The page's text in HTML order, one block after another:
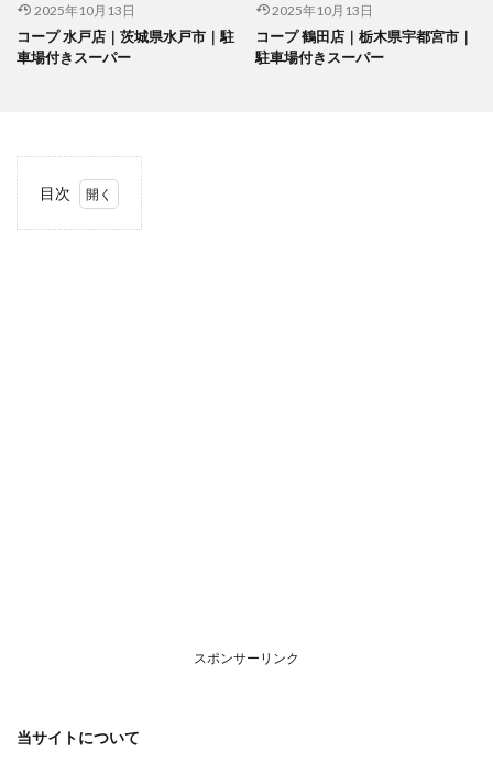
2025年10月13日
コープ 水戸店｜茨城県水戸市｜駐
車場付きスーパー
2025年10月13日
コープ 鶴田店｜栃木県宇都宮市｜
駐車場付きスーパー
目次
スポンサーリンク
当サイトについて